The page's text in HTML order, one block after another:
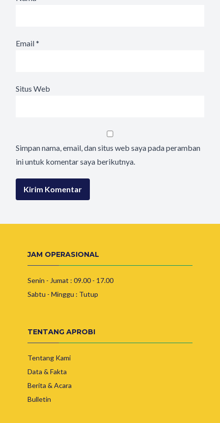
Email*
Situs Web
Simpan nama, email, dan situs web saya pada peramban
ini untuk komentar saya berikutnya.
JAM OPERASIONAL
Senin - Jumat : 09.00 - 17.00
Sabtu - Minggu : Tutup
TENTANG APROBI
Tentang Kami
Data & Fakta
Berita & Acara
Bulletin